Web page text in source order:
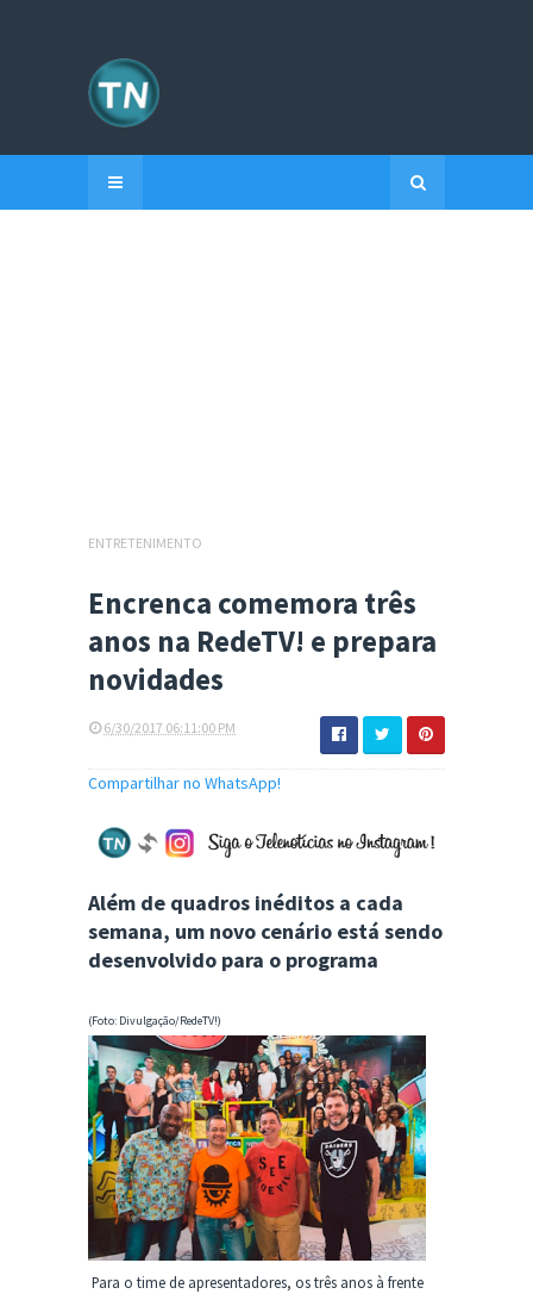
ENTRETENIMENTO
Encrenca comemora três
anos na RedeTV! e prepara
novidades
6/30/2017 06:11:00 PM
Compartilhar no WhatsApp!
Além de quadros inéditos a cada
semana, um novo cenário está sendo
desenvolvido para o programa
(Foto: Divulgação/RedeTV!)
Para o time de apresentadores, os três anos à frente